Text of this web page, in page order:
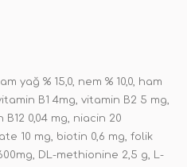
yağ % 15,0, nem % 10,0, ham
B1 4mg, vitamin B2 5 mg,
0,04 mg, niacin 20
10 mg, biotin 0,6 mg, folik
DL-methionine 2,5 g, L-